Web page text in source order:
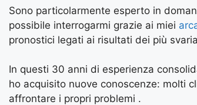
Sono particolarmente esperto in
possibile interrogarmi grazie ai miei
pronostici legati ai risultati dei più
In questi 30 anni di esperienza
ho acquisito nuove conoscenze: molti
affrontare i propri problemi .